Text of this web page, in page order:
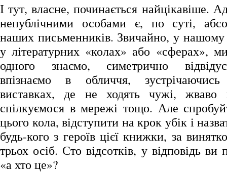
І тут, власне, починається найцікавіше.
непублічними особами є, по суті,
наших письменників. Звичайно, у нашому
у літературних «колах» або «сферах»,
одного знаємо, симетрично
впізнаємо в обличчя,
виставках, де не ходять чужі, жваво
спілкуємося в мережі тощо. Але
цього кола, відступити на крок убік і
будь-кого з героїв цієї книжки, за
трьох осіб. Сто відсотків, у відповідь ви
«а хто це»?